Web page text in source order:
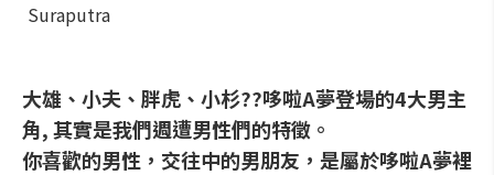
Suraputra
大雄、小夫、胖虎、小杉??哆啦A夢登場的4大男主
角, 其實是我們週遭男性們的特徵。
你喜歡的男性，交往中的男朋友，是屬於哆啦A夢裡